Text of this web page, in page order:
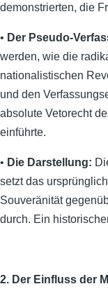
demonstrierten, die
• Der Pseudo-
werden, wie die
nationalistischen
und den
absolute Vetorecht
einführte.
• Die Darstellung:
setzt das
Souveränität
durch. Ein
2. Der Einfluss der